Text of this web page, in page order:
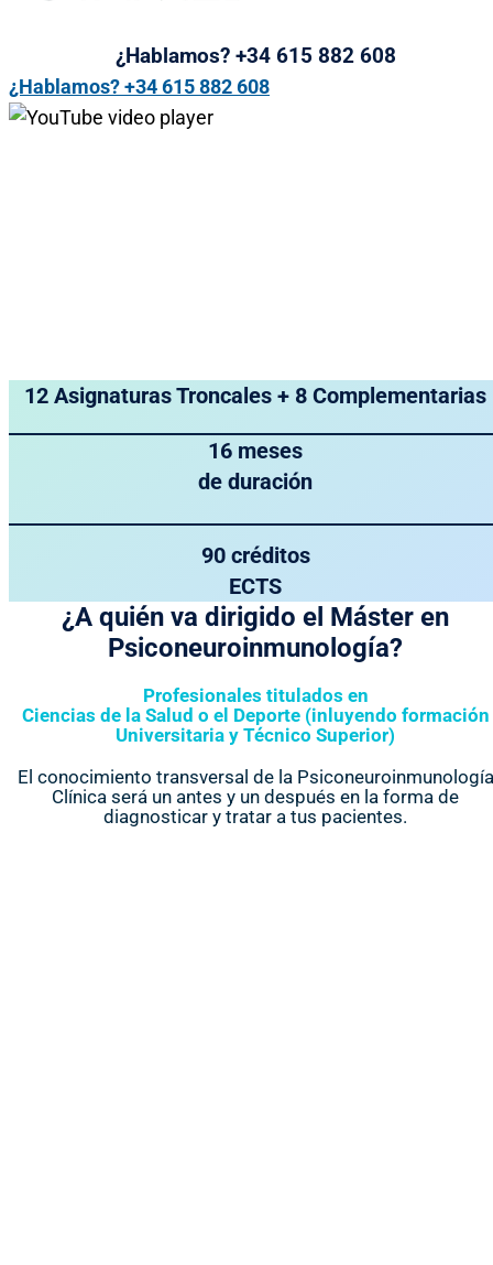
¿Hablamos? +34 615 882 608
¿Hablamos? +34 615 882 608
12 Asignaturas Troncales + 8 Complementarias
16 meses
de duración
90 créditos
ECTS
¿A quién va dirigido el Máster en
Psiconeuroinmunología?
Profesionales titulados en
Ciencias de la Salud o el Deporte (inluyendo formación
Universitaria y Técnico Superior)
El conocimiento transversal de la Psiconeuroinmunología
Clínica será un antes y un después en la forma de
diagnosticar y tratar a tus pacientes.